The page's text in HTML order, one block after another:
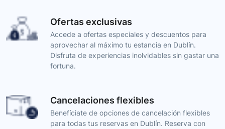
Ofertas exclusivas
Accede a ofertas especiales y descuentos para
aprovechar al máximo tu estancia en Dublín.
Disfruta de experiencias inolvidables sin gastar una
fortuna.
Cancelaciones flexibles
Benefíciate de opciones de cancelación flexibles
para todas tus reservas en Dublín. Reserva con